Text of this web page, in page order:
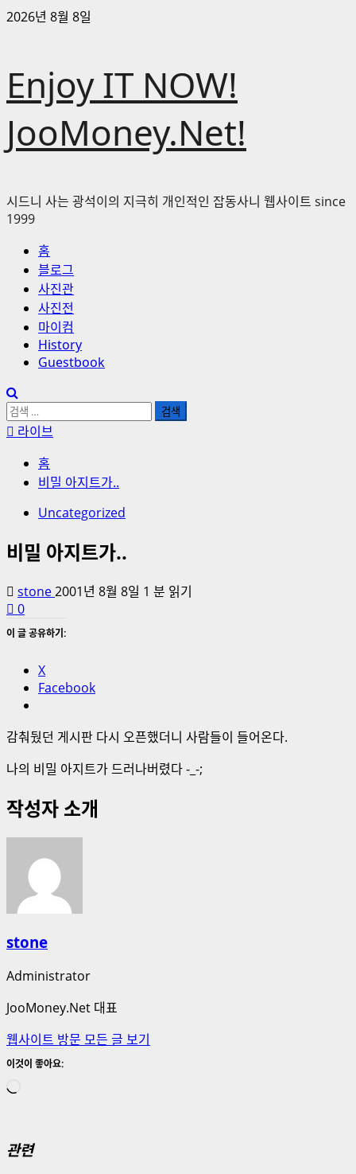
콘
로
바
기
2026년 8월 8일
Enjoy IT NOW!
JooMoney.Net!
시드니 사는 광석이의 지극히 개인적인 잡동사니 웹사이트 since
1999
홈
블로그
사진관
사진전
마이컴
History
Guestbook
검
색:라이브
홈
비밀 아지트가..
Uncategorized
비밀 아지트가..
stone2001년 8월 8일 1 분 읽기
0
이 글 공유하기:
X
Facebook
감춰뒀던 게시판 다시 오픈했더니 사람들이 들어온다.
나의 비밀 아지트가 드러나버렸다 -_-;
작성자 소개
stone
Administrator
JooMoney.Net 대표
웹사이트 방문 모든 글 보기
이것이 좋아요:
관련